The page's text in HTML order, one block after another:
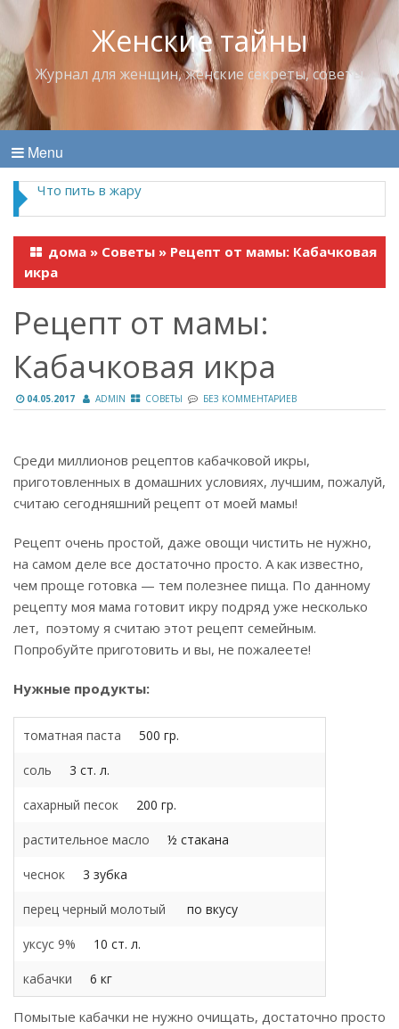
Женские тайны
Журнал для женщин, женские секреты, советы
Menu
Что пить в жару
дома » Советы » Рецепт от мамы: Кабачковая
икра
Рецепт от мамы:
Кабачковая икра
04.05.2017 ADMIN СОВЕТЫ БЕЗ КОММЕНТАРИЕВ
Среди миллионов рецептов кабачковой икры,
приготовленных в домашних условиях, лучшим, пожалуй,
считаю сегодняшний рецепт от моей мамы!
Рецепт очень простой, даже овощи чистить не нужно,
на самом деле все достаточно просто. А как известно,
чем проще готовка — тем полезнее пища. По данному
рецепту моя мама готовит икру подряд уже несколько
лет, поэтому я считаю этот рецепт семейным.
Попробуйте приготовить и вы, не пожалеете!
Нужные продукты:
томатная паста 500 гр.
соль 3 ст. л.
сахарный песок 200 гр.
растительное масло ½ стакана
чеснок 3 зубка
перец черный молотый по вкусу
уксус 9% 10 ст. л.
кабачки 6 кг
Помытые кабачки не нужно очищать, достаточно просто